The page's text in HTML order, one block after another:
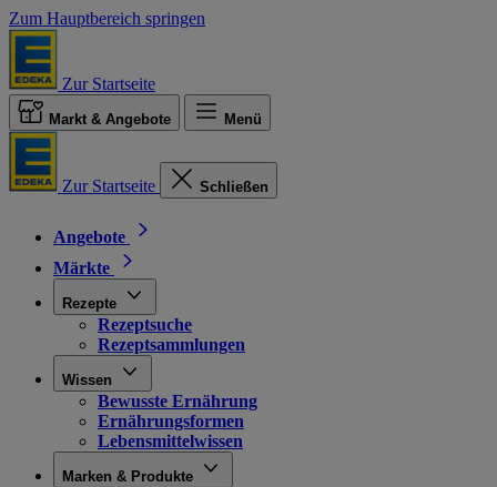
Zum Hauptbereich springen
Zur Startseite
Markt & Angebote Menü
Zur Startseite Schließen
Angebote
Märkte
Rezepte
Rezeptsuche
Rezeptsammlungen
Wissen
Bewusste Ernährung
Ernährungsformen
Lebensmittelwissen
Marken & Produkte